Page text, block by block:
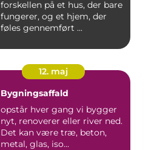
forskellen på et hus, der bare
fungerer, og et hjem, der
føles gennemført ...
12. maj
Bygningsaffald
opstår hver gang vi bygger
nyt, renoverer eller river ned.
Det kan være træ, beton,
metal, glas, iso...